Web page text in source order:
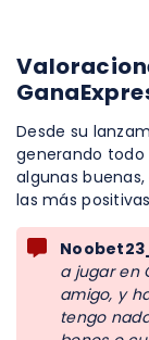
Desde su
generando todo
algunas
las más
a jugar en
amigo, y
tengo